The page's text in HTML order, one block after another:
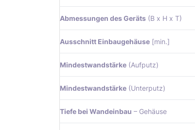
Abmessungen des Geräts (B x H x T)
Ausschnitt Einbaugehäuse [min.]
Mindestwandstärke (Aufputz)
Mindestwandstärke (Unterputz)
Tiefe bei Wandeinbau – Gehäuse